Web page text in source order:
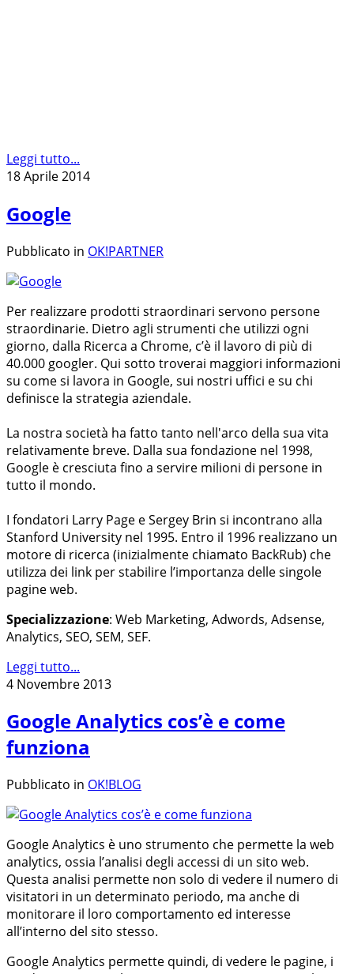
Leggi tutto...
18 Aprile 2014
Google
Pubblicato in OK!PARTNER
Per realizzare prodotti straordinari servono persone
straordinarie. Dietro agli strumenti che utilizzi ogni
giorno, dalla Ricerca a Chrome, c’è il lavoro di più di
40.000 googler. Qui sotto troverai maggiori informazioni
su come si lavora in Google, sui nostri uffici e su chi
definisce la strategia aziendale.
La nostra società ha fatto tanto nell'arco della sua vita
relativamente breve. Dalla sua fondazione nel 1998,
Google è cresciuta fino a servire milioni di persone in
tutto il mondo.
I fondatori Larry Page e Sergey Brin si incontrano alla
Stanford University nel 1995. Entro il 1996 realizzano un
motore di ricerca (inizialmente chiamato BackRub) che
utilizza dei link per stabilire l’importanza delle singole
pagine web.
Specializzazione: Web Marketing, Adwords, Adsense,
Analytics, SEO, SEM, SEF.
Leggi tutto...
4 Novembre 2013
Google Analytics cos’è e come
funziona
Pubblicato in OK!BLOG
Google Analytics è uno strumento che permette la web
analytics, ossia l’analisi degli accessi di un sito web.
Questa analisi permette non solo di vedere il numero di
visitatori in un determinato periodo, ma anche di
monitorare il loro comportamento ed interesse
all’interno del sito stesso.
Google Analytics permette quindi, di vedere le pagine, i